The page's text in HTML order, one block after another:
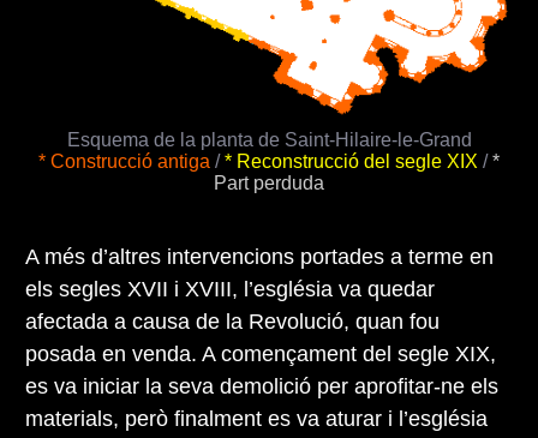
Esquema de la planta de Saint-Hilaire-le-Grand
* Construcció antiga /* Reconstrucció del segle XIX /*
Part perduda
A més d’altres intervencions portades a terme en
els segles XVII i XVIII, l’església va quedar
afectada a causa de la Revolució, quan fou
posada en venda. A començament del segle XIX,
es va iniciar la seva demolició per aprofitar-ne els
materials, però finalment es va aturar i l’església